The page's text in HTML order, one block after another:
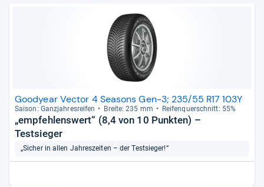
Goodyear Vector 4 Seasons Gen-3; 235/55 R17 103Y
Sai­son: Ganz­jah­res­rei­fen Breite: 235 mm Rei­fen­quer­schnitt: 55%
„empfehlenswert“ (8,4 von 10 Punkten) –
Testsieger
„Sicher in allen Jahreszeiten – der Testsieger!“